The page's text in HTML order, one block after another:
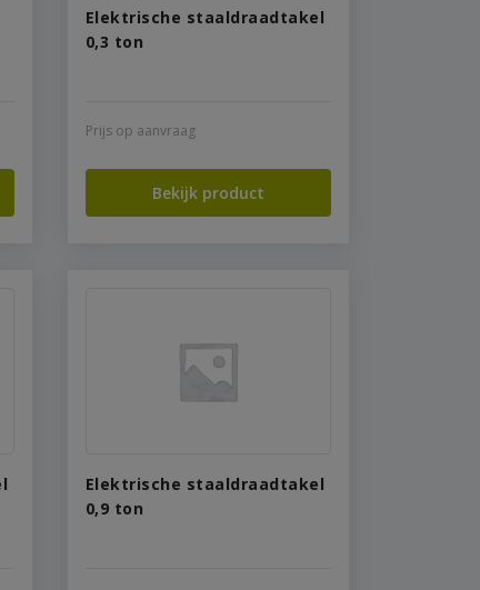
Elektrische staaldraadtakel
0,3 ton
Prijs op aanvraag
Bekijk product
Elektrische staaldraadtakel
0,9 ton